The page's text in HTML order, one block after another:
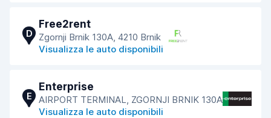
D
Free2rent
Zgornji Brnik 130A, 4210 Brnik
Visualizza le auto disponibili
E
Enterprise
AIRPORT TERMINAL, ZGORNJI BRNIK 130A
Visualizza le auto disponibili